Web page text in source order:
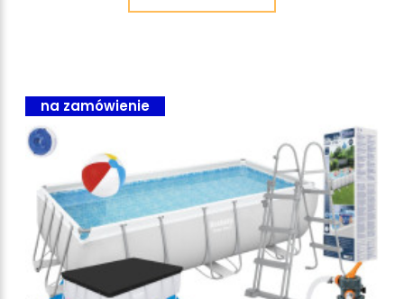
na zamówienie